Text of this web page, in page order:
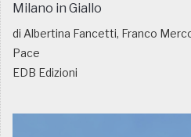
Milano in Giallo
di Albertina Fancetti, Franco
Pace
EDB Edizioni